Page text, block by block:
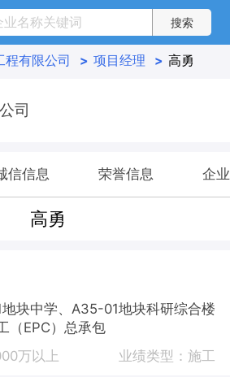
程有限公司 > 项目经理 > 高勇
司
信信息 荣誉信息 企
高勇
块中学、A35-01地块科研综合楼
（EPC）总承包
万以上
业绩类型：施工